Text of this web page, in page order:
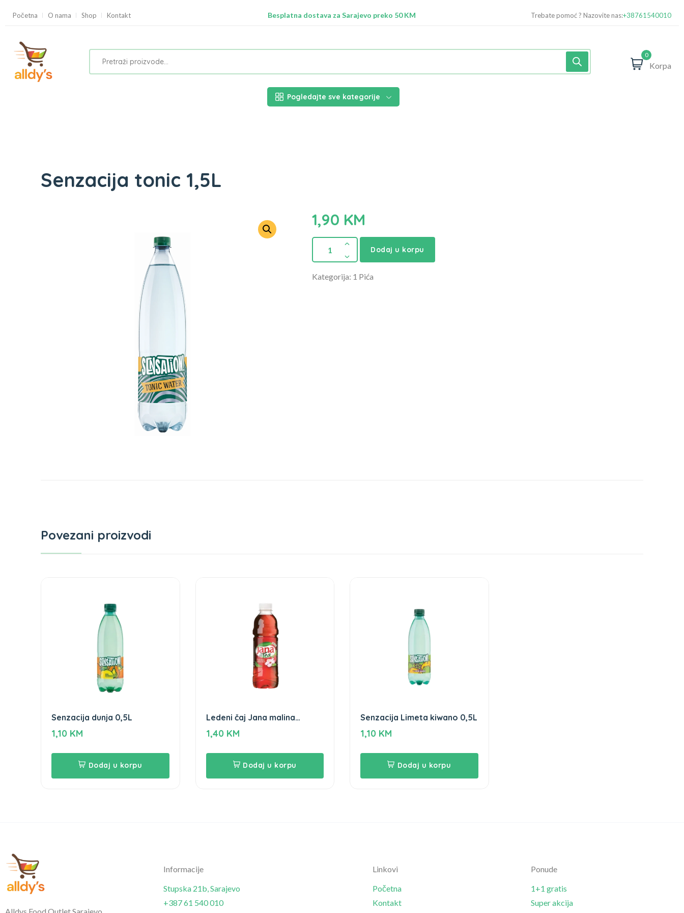
Početna O nama Shop Kontakt
Besplatna dostava za Sarajevo preko 50 KM
Trebate pomoć ? Nazovite nas:+38761540010
0
Korpa
Pogledajte sve kategorije
Senzacija tonic 1,5L
1,90 KM
Dodaj u korpu
Kategorija: 1 Pića
Povezani proizvodi
Senzacija dunja 0,5L
1,10 KM
Dodaj u korpu
Ledeni čaj Jana malina
hibiskus 0,5L
1,40 KM
Dodaj u korpu
Senzacija Limeta kiwano 0,5L
1,10 KM
Dodaj u korpu
Informacije
Stupska 21b, Sarajevo
+387 61 540 010
Linkovi
Početna
Kontakt
Ponude
1+1 gratis
Super akcija